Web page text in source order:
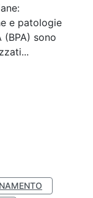
e patologie
sono